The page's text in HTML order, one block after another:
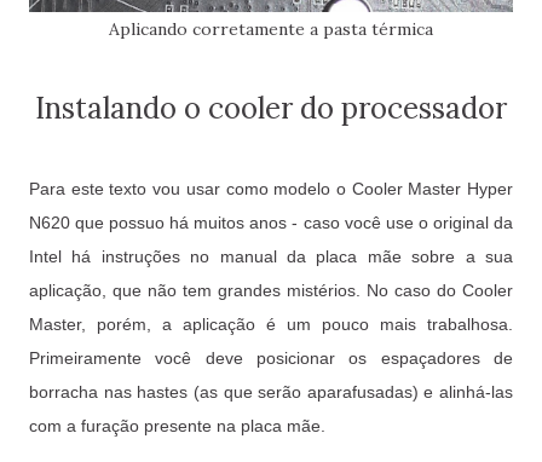
Aplicando corretamente a pasta térmica
Instalando o cooler do processador
Para este texto vou usar como modelo o Cooler Master Hyper
N620 que possuo há muitos anos - caso você use o original da
Intel há instruções no manual da placa mãe sobre a sua
aplicação, que não tem grandes mistérios. No caso do Cooler
Master, porém, a aplicação é um pouco mais trabalhosa.
Primeiramente você deve posicionar os espaçadores de
borracha nas hastes (as que serão aparafusadas) e alinhá-las
com a furação presente na placa mãe.